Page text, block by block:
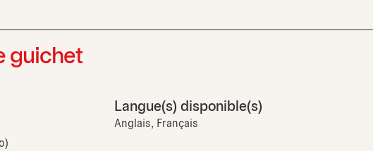
guichet
Langue(s) disponible(s)
Anglais, Français